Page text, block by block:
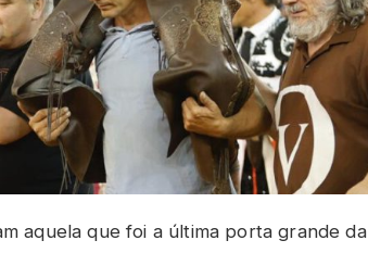
aquela que foi a última porta grande da